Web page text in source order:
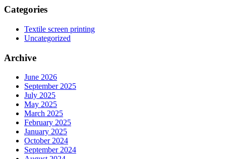
Categories
Textile screen printing
Uncategorized
Archive
June 2026
September 2025
July 2025
May 2025
March 2025
February 2025
January 2025
October 2024
September 2024